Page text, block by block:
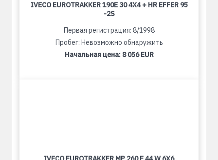
IVECO EUROTRAKKER 190E 30 4X4 + HR EFFER 95
-2S
Первая регистрация: 8/1998
Пробег: Невозможно обнаружить
Начальная цена: 8 056 EUR